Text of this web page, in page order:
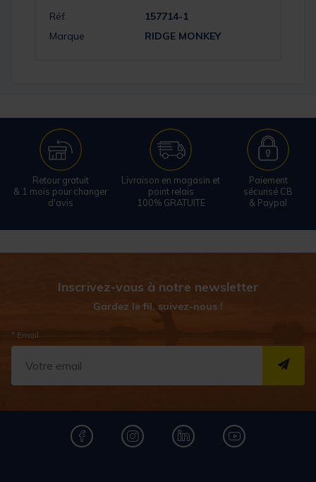
Réf.
157714-1
Marque
RIDGE MONKEY
Retour gratuit
& 1 mois pour changer
d'avis
Livraison en magasin et
point relais
100% GRATUITE
Paiement
sécurisé CB
& Paypal
Inscrivez-vous à notre newsletter
Gardez le fil, suivez-nous !
* Email